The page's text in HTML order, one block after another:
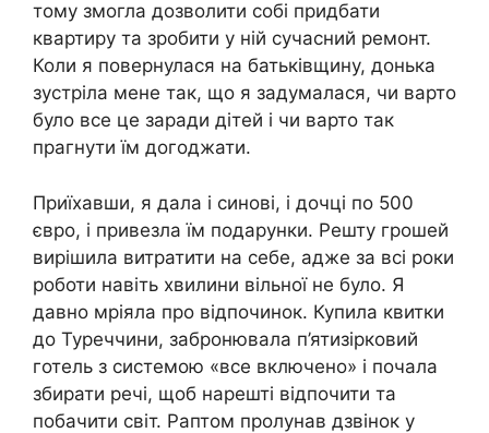
тому змогла дозволити собі придбати
квартиру та зробити у ній сучасний ремонт.
Коли я повернулася на батьківщину, донька
зустріла мене так, що я задумалася, чи варто
було все це заради дітей і чи варто так
прагнути їм догоджати.
Приїхавши, я дала і синові, і дочці по 500
євро, і привезла їм подарунки. Решту грошей
вирішила витратити на себе, адже за всі роки
роботи навіть хвилини вільної не було. Я
давно мріяла про відпочинок. Купила квитки
до Туреччини, забронювала п’ятизірковий
готель з системою «все включено» і почала
збирати речі, щоб нарешті відпочити та
побачити світ. Раптом пролунав дзвінок у